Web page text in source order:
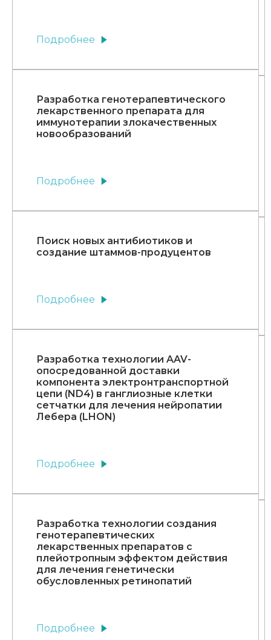
Подробнее
Разработка генотерапевтического
лекарственного препарата для
иммунотерапии злокачественных
новообразований
Подробнее
Поиск новых антибиотиков и
создание штаммов-продуцентов
Подробнее
Разработка технологии AAV-
опосредованной доставки
компонента электронтранспортной
цепи (ND4) в ганглиозные клетки
сетчатки для лечения нейропатии
Лебера (LHON)
Подробнее
Разработка технологии создания
генотерапевтических
лекарственных препаратов с
плейотропным эффектом действия
для лечения генетически
обусловленных ретинопатий
Подробнее